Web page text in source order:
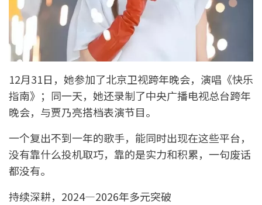
12月31日，她参加了北京卫视跨年晚会，演唱《快乐
指南》；同一天，她还录制了中央广播电视总台跨年
晚会，与贾乃亮搭档表演节目。
一个复出不到一年的歌手，能同时出现在这些平台，
没有靠什么投机取巧，靠的是实力和积累，一句废话
都没有。
持续深耕，2024—2026年多元突破